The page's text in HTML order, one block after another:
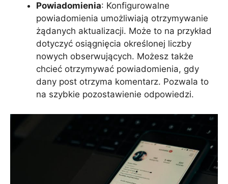
Powiadomienia: Konfigurowalne
powiadomienia umożliwiają otrzymywanie
żądanych aktualizacji. Może to na przykład
dotyczyć osiągnięcia określonej liczby
nowych obserwujących. Możesz także
chcieć otrzymywać powiadomienia, gdy
dany post otrzyma komentarz. Pozwala to
na szybkie pozostawienie odpowiedzi.